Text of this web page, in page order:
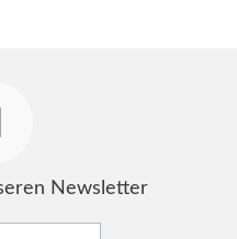
Newsletter